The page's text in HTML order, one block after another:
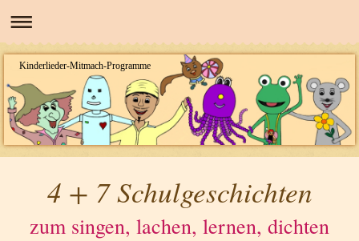
Kinderlieder-Mitmach-Programme
4 + 7 Schulgeschichten
zum singen, lachen, lernen, dichten